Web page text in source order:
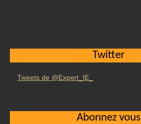
Twitter
Tweets de @Expert_IE_
Abonnez vous